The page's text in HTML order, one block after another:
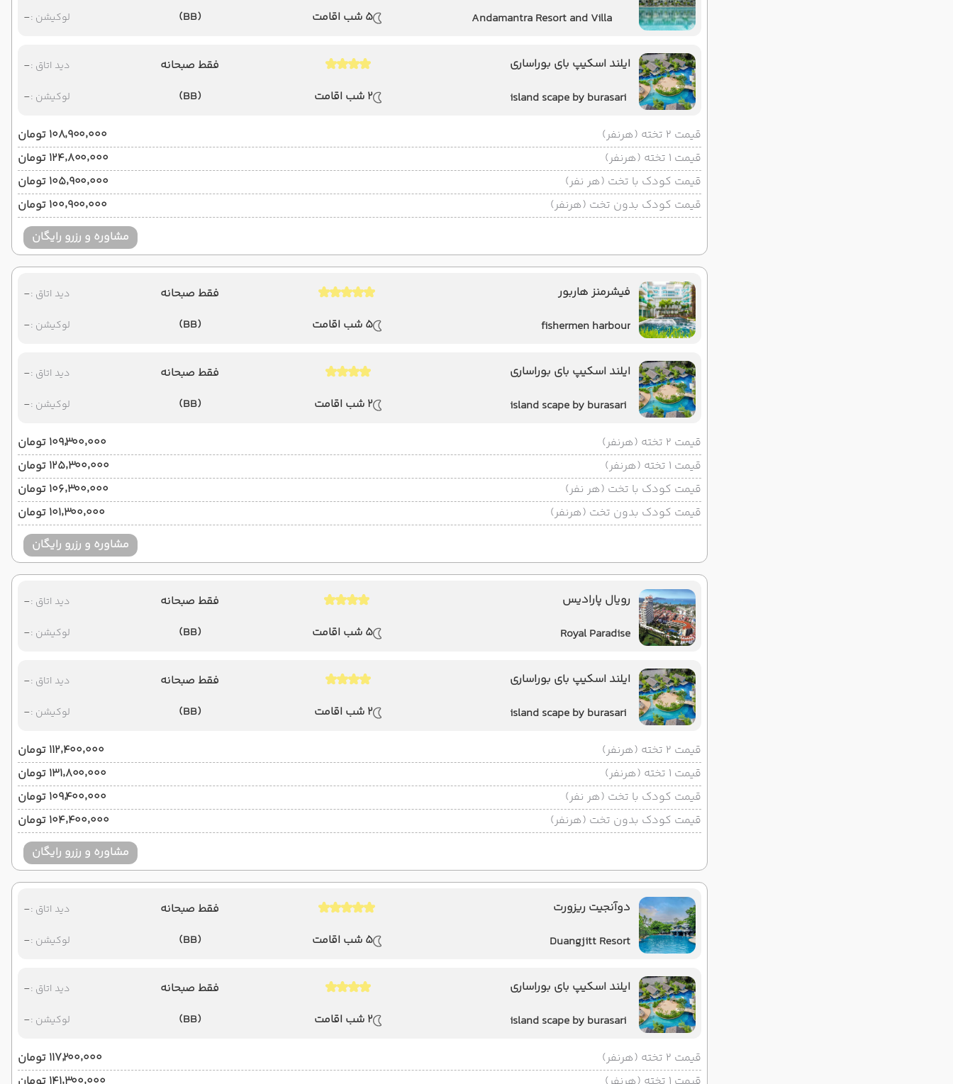
Andamantra Resort and Villa
5 شب اقامت
(BB)
لوکیشن :-
ایلند اسکیپ بای بوراساری
island scape by burasari
2 شب اقامت
فقط صبحانه
(BB)
دید اتاق :-
لوکیشن :-
قیمت 2 تخته (هرنفر)
۱۰۸٬۹۰۰٬۰۰۰ تومان
قیمت 1 تخته (هرنفر)
۱۲۴٬۸۰۰٬۰۰۰ تومان
قیمت کودک با تخت (هر نفر)
۱۰۵٬۹۰۰٬۰۰۰ تومان
قیمت کودک بدون تخت (هرنفر)
۱۰۰٬۹۰۰٬۰۰۰ تومان
مشاوره و رزرو رایگان
فیشرمنز هاربور
fishermen harbour
5 شب اقامت
فقط صبحانه
(BB)
دید اتاق :-
لوکیشن :-
ایلند اسکیپ بای بوراساری
island scape by burasari
2 شب اقامت
فقط صبحانه
(BB)
دید اتاق :-
لوکیشن :-
قیمت 2 تخته (هرنفر)
۱۰۹٬۳۰۰٬۰۰۰ تومان
قیمت 1 تخته (هرنفر)
۱۲۵٬۳۰۰٬۰۰۰ تومان
قیمت کودک با تخت (هر نفر)
۱۰۶٬۳۰۰٬۰۰۰ تومان
قیمت کودک بدون تخت (هرنفر)
۱۰۱٬۳۰۰٬۰۰۰ تومان
مشاوره و رزرو رایگان
رویال پارادیس
Royal Paradise
5 شب اقامت
فقط صبحانه
(BB)
دید اتاق :-
لوکیشن :-
ایلند اسکیپ بای بوراساری
island scape by burasari
2 شب اقامت
فقط صبحانه
(BB)
دید اتاق :-
لوکیشن :-
قیمت 2 تخته (هرنفر)
۱۱۲٬۴۰۰٬۰۰۰ تومان
قیمت 1 تخته (هرنفر)
۱۳۱٬۸۰۰٬۰۰۰ تومان
قیمت کودک با تخت (هر نفر)
۱۰۹٬۴۰۰٬۰۰۰ تومان
قیمت کودک بدون تخت (هرنفر)
۱۰۴٬۴۰۰٬۰۰۰ تومان
مشاوره و رزرو رایگان
دوآنجیت ریزورت
Duangjitt Resort
5 شب اقامت
فقط صبحانه
(BB)
دید اتاق :-
لوکیشن :-
ایلند اسکیپ بای بوراساری
island scape by burasari
2 شب اقامت
فقط صبحانه
(BB)
دید اتاق :-
لوکیشن :-
قیمت 2 تخته (هرنفر)
۱۱۷٬۲۰۰٬۰۰۰ تومان